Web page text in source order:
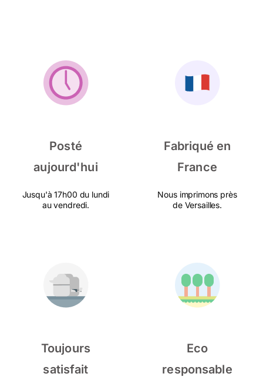
Posté
aujourd'hui
Jusqu'à 17h00 du lundi
au vendredi.
Fabriqué en
France
Nous imprimons près
de Versailles.
Toujours
satisfait
Eco
responsable